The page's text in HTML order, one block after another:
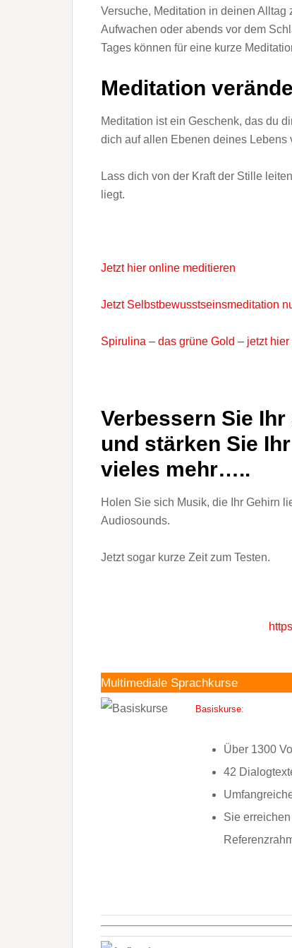
Versuche, Meditation in deinen
Aufwachen oder abends vor dem
Tages können für eine kurze
Meditation
Meditation ist ein Geschenk, das du
dich auf allen Ebenen deines Lebens
Lass dich von der Kraft der Stille
liegt.
Jetzt hier online meditieren
Jetzt Selbstbewusstseinsmeditation
Spirulina – das grüne Gold – jetzt hier
Verbessern Sie
und stärken Sie
vieles mehr…..
Holen Sie sich Musik, die Ihr Gehirn
Audiosounds.
Jetzt sogar kurze Zeit zum Testen.
Multimediale Sprachkurse
Basiskurse:
Über 1300
42
Sie